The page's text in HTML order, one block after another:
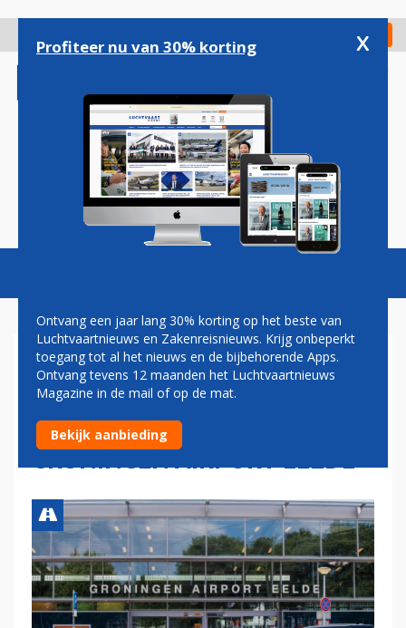
gaan
Check in
Magazine Podcasts Vacatures
HANDVOL VEELKLAGERS
GOED VOOR DRIEKWART
GELUIDSMELDINGEN
GRONINGEN AIRPORT EELDE
Profiteer nu van 30% korting x
Ontvang een jaar lang 30% korting op het beste van
Luchtvaartnieuws en Zakenreisnieuws. Krijg onbeperkt
toegang tot al het nieuws en de bijbehorende Apps.
Ontvang tevens 12 maanden het Luchtvaartnieuws
Magazine in de mail of op de mat.
Bekijk aanbieding